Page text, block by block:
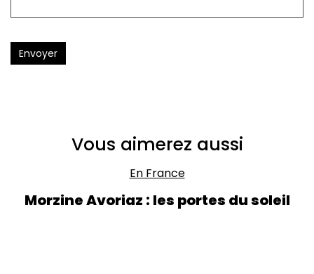
Envoyer
Vous aimerez aussi
En France
Morzine Avoriaz : les portes du soleil